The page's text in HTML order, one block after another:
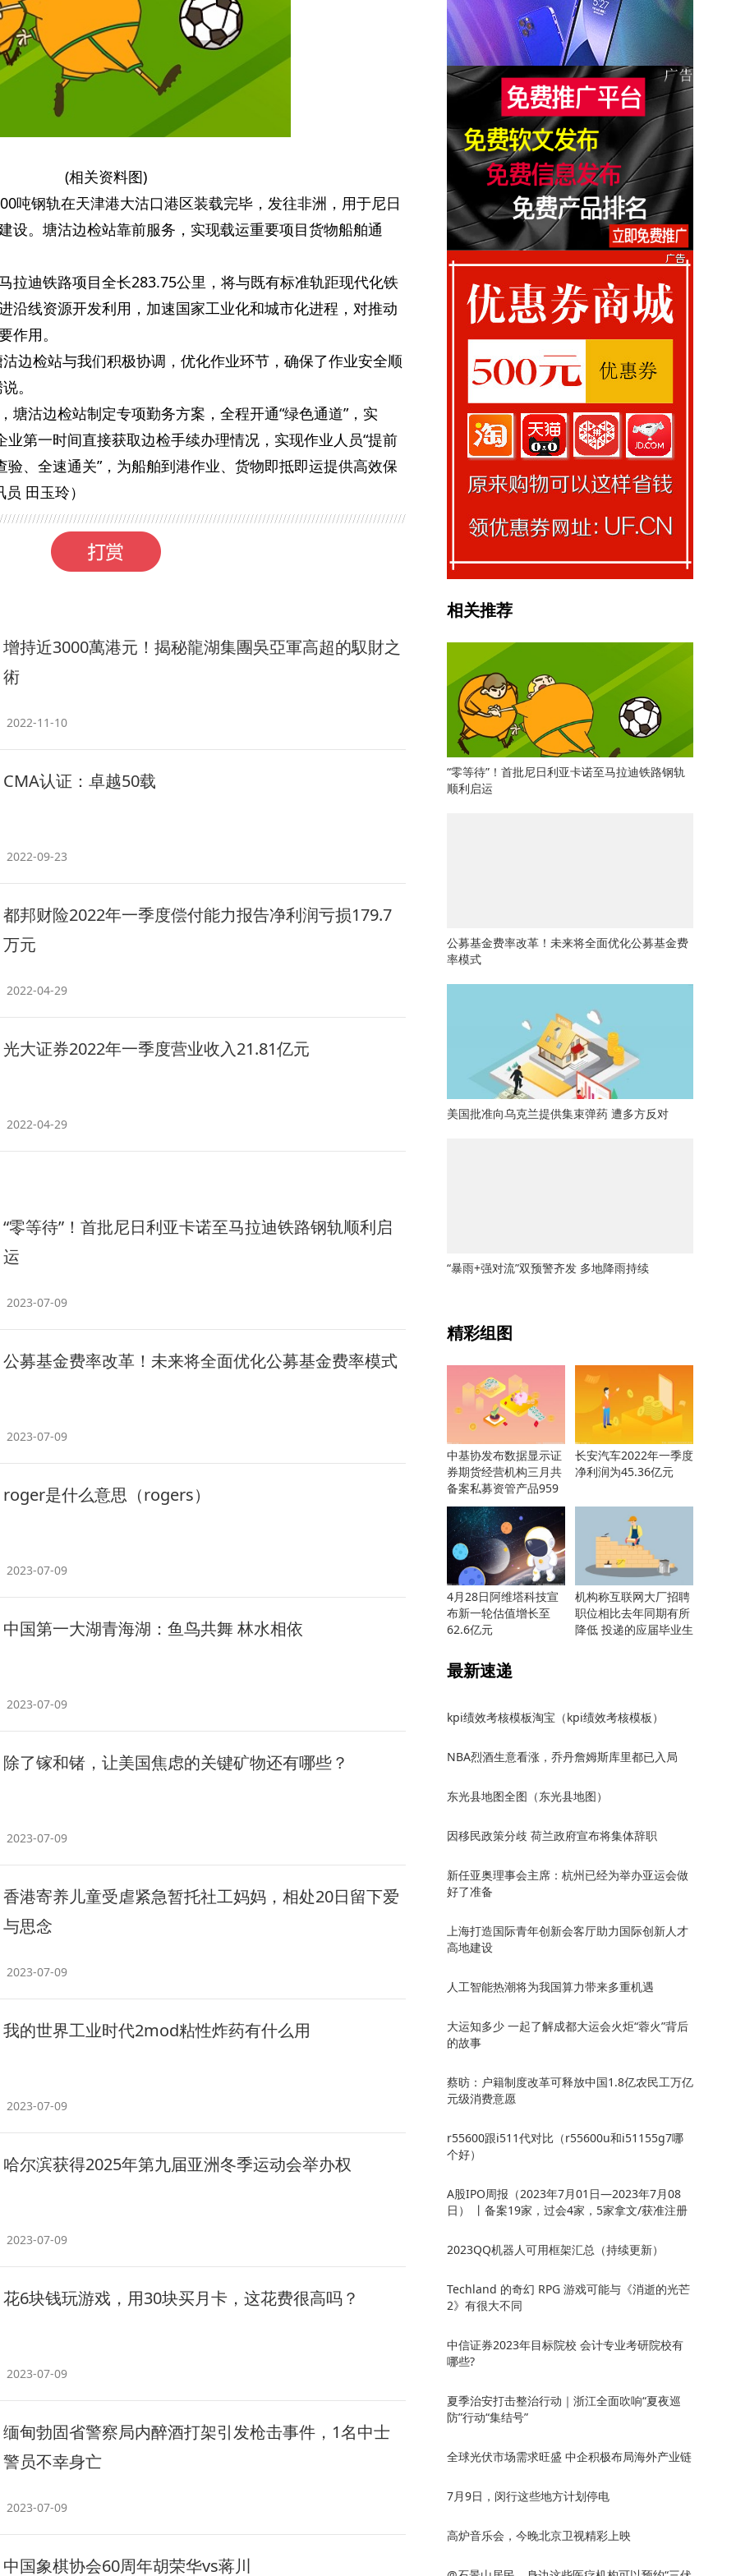
(相关资料图)
吨钢轨在天津港大沽口港区装载完毕，发往非洲，用于尼日
设。塘沽边检站靠前服务，实现载运重要项目货物船舶通
拉迪铁路项目全长283.75公里，将与既有标准轨距现代化铁
沿线资源开发利用，加速国家工业化和城市化进程，对推动
作用。
边检站与我们积极协调，优化作业环节，确保了作业安全顺
。
塘沽边检站制定专项勤务方案，全程开通“绿色通道”，实
业第一时间直接获取边检手续办理情况，实现作业人员“提前
验、全速通关”，为船舶到港作业、货物即抵即运提供高效保
田玉玲）
增持近3000萬港元！揭秘龍湖集團吳亞軍高超的馭財之
術
2022-11-10
CMA认证：卓越50载
2022-09-23
都邦财险2022年一季度偿付能力报告净利润亏损179.7
万元
2022-04-29
光大证券2022年一季度营业收入21.81亿元
2022-04-29
“零等待”！首批尼日利亚卡诺至马拉迪铁路钢轨顺利启
运
2023-07-09
公募基金费率改革！未来将全面优化公募基金费率模式
2023-07-09
roger是什么意思（rogers）
2023-07-09
中国第一大湖青海湖：鱼鸟共舞 林水相依
2023-07-09
除了镓和锗，让美国焦虑的关键矿物还有哪些？
2023-07-09
香港寄养儿童受虐紧急暂托社工妈妈，相处20日留下爱
与思念
2023-07-09
我的世界工业时代2mod粘性炸药有什么用
2023-07-09
哈尔滨获得2025年第九届亚洲冬季运动会举办权
2023-07-09
花6块钱玩游戏，用30块买月卡，这花费很高吗？
2023-07-09
缅甸勃固省警察局内醉酒打架引发枪击事件，1名中士
警员不幸身亡
2023-07-09
中国象棋协会60周年胡荣华vs蒋川
相关推荐
“零等待”！首批尼日利亚卡诺至马拉迪铁路钢轨
顺利启运
公募基金费率改革！未来将全面优化公募基金费
率模式
美国批准向乌克兰提供集束弹药 遭多方反对
“暴雨+强对流”双预警齐发 多地降雨持续
精彩组图
中基协发布数据显示证
券期货经营机构三月共
备案私募资管产品959
只
长安汽车2022年一季度
净利润为45.36亿元
4月28日阿维塔科技宣
布新一轮估值增长至
62.6亿元
机构称互联网大厂招聘
职位相比去年同期有所
降低 投递的应届毕业生
最新速递
kpi绩效考核模板淘宝（kpi绩效考核模板）
NBA烈酒生意看涨，乔丹詹姆斯库里都已入局
东光县地图全图（东光县地图）
因移民政策分歧 荷兰政府宣布将集体辞职
新任亚奥理事会主席：杭州已经为举办亚运会做
好了准备
上海打造国际青年创新会客厅助力国际创新人才
高地建设
人工智能热潮将为我国算力带来多重机遇
大运知多少 一起了解成都大运会火炬“蓉火”背后
的故事
蔡昉：户籍制度改革可释放中国1.8亿农民工万亿
元级消费意愿
r55600跟i511代对比（r55600u和i51155g7哪
个好）
A股IPO周报（2023年7月01日—2023年7月08
日） 丨备案19家，过会4家，5家拿文/获准注册
2023QQ机器人可用框架汇总（持续更新）
Techland 的奇幻 RPG 游戏可能与《消逝的光芒
2》有很大不同
中信证券2023年目标院校 会计专业考研院校有
哪些?
夏季治安打击整治行动｜浙江全面吹响“夏夜巡
防”行动“集结号”
全球光伏市场需求旺盛 中企积极布局海外产业链
7月9日，闵行这些地方计划停电
高炉音乐会，今晚北京卫视精彩上映